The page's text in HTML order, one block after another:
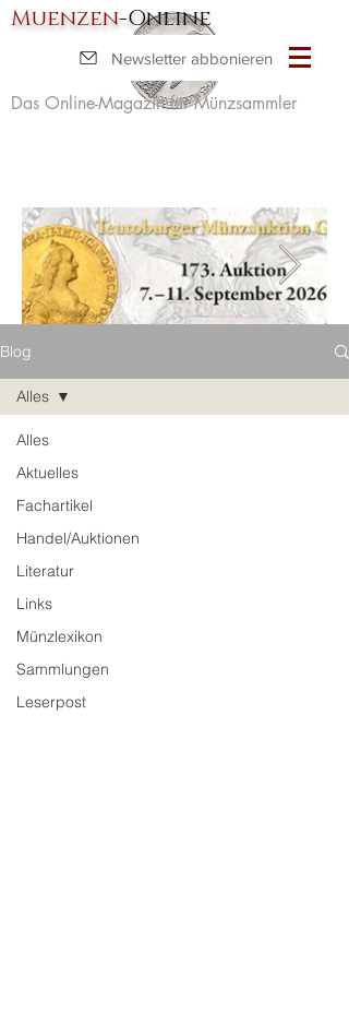
Muenzen-Online
Das Online-Magazin für Münzsammler
Newsletter abbonieren
Blog
Alles
Aktuelles
Fachartikel
Handel/Auktionen
Literatur
Links
Münzlexikon
Sammlungen
Leserpost
Alles